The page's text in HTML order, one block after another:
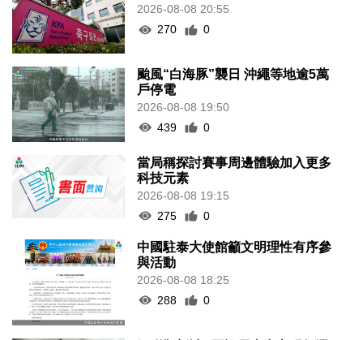
2026-08-08 20:55
270
0
颱風“白海豚”襲日 沖繩等地逾5萬
戶停電
2026-08-08 19:50
439
0
當局稱探討賽事周邊體驗加入更多
科技元素
2026-08-08 19:15
275
0
中國駐泰大使館籲文明理性有序參
與活動
2026-08-08 18:25
288
0